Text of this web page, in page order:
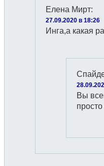
Елена Мирт:
27.09.2020 в 18:26
Инга,а какая
Вы